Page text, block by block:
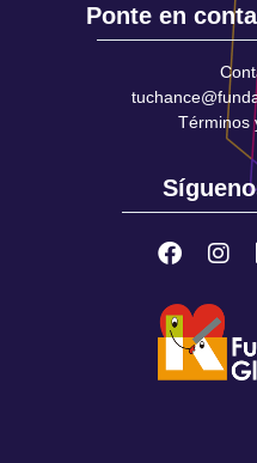
Ponte en
Términos